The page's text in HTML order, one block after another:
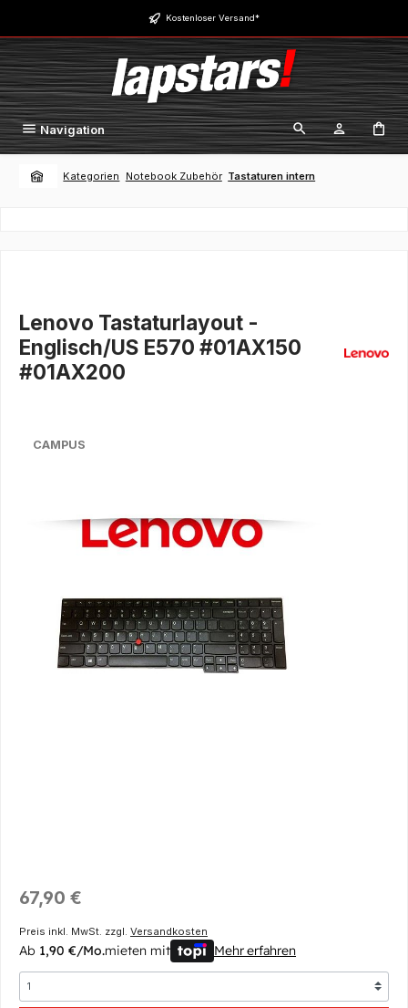
Zum Hauptinhalt springen Kostenloser Versand*
Navigation
Kategorien Notebook Zubehör Tastaturen intern
Lenovo Tastaturlayout -
Englisch/US E570 #01AX150
#01AX200
CAMPUS
Regulärer Preis:
67,90 €
Preis inkl. MwSt. zzgl. Versandkosten
Ab 1,90 €/Mo.mieten mit Mehr erfahren